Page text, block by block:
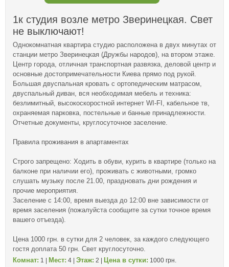
1к студия возле метро Зверинецкая. Свет
не выключают!
Однокомнатная квартира студио расположена в двух минутах от
станции метро Зверинецкая (Дружбы народов), на втором этаже.
Центр города, отличная транспортная развязка, деловой центр и
основные достопримечательности Киева прямо под рукой.
Большая двуспальная кровать с ортопедическим матрасом,
двуспальный диван, вся необходимая мебель и техника:
безлимитный, высокоскоростной интернет WI-FI, кабельное тв,
охраняемая парковка, постельные и банные принадлежности.
Отчетные документы, круглосуточное заселение.
Правила проживания в апартаментах
Строго запрещено: Ходить в обуви, курить в квартире (только на
балконе при наличии его), проживать с животными, громко
слушать музыку после 21.00, праздновать дни рождения и
прочие мероприятия.
Заселение с 14:00, время выезда до 12:00 вне зависимости от
время заселения (пожалуйста сообщите за сутки точное время
вашего отъезда).
Цена 1000 грн. в сутки для 2 человек, за каждого следующего
гостя доплата 50 грн. Свет круглосуточно.
Комнат: 1 | Мест: 4 | Этаж: 2 | Цена в сутки: 1000 грн.